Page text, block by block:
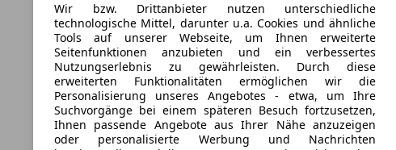
*Fahrersitz höhenverstellbar
*Start-Stopp-System
*Gepäckraumabdeckung
Wir bzw. Drittanbieter nutzen unterschiedliche
technologische Mittel, darunter u.a. Cookies und ähnliche
Tools auf unserer Webseite, um Ihnen erweiterte
Seitenfunktionen anzubieten und ein verbessertes
Nutzungserlebnis zu gewährleisten. Durch diese
erweiterten Funktionalitäten ermöglichen wir die
Personalisierung unseres Angebotes - etwa, um Ihre
Suchvorgänge bei einem späteren Besuch fortzusetzen,
Ihnen passende Angebote aus Ihrer Nähe anzuzeigen
oder personalisierte Werbung und Nachrichten